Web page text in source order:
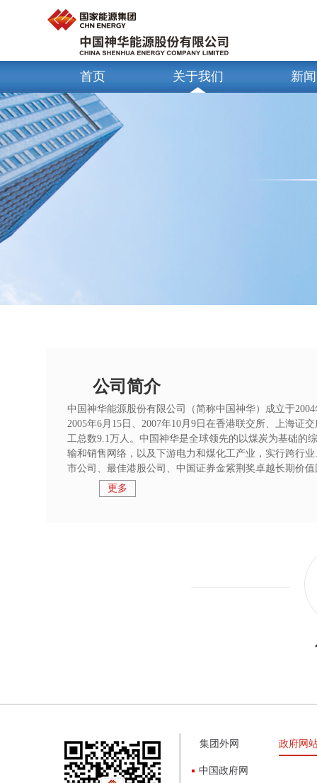
首页 关于我们 新
公司简介
中国神华能源股份有限公司（简称中国神华）成立于
2005年6月15日、2007年10月9日在香港联交所、上海证
工总数9.1万人。中国神华是全球领先的以煤炭为基础的
输和销售网络，以及下游电力和煤化工产业，实行跨行
市公司、最佳港股公司、中国证券金紫荆奖卓越长期价
更多
集团外网 政府网
中国政府网